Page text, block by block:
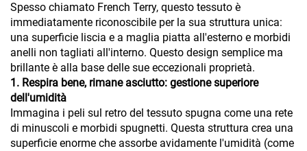
Spesso chiamato French Terry, questo tessuto è
immediatamente riconoscibile per la sua struttura unica:
una superficie liscia e a maglia piatta all'esterno e morbidi
anelli non tagliati all'interno. Questo design semplice ma
brillante è alla base delle sue eccezionali proprietà.
1. Respira bene, rimane asciutto: gestione superiore
dell'umidità
Immagina i peli sul retro del tessuto spugna come una rete
di minuscoli e morbidi spugnetti. Questa struttura crea una
superficie enorme che assorbe avidamente l'umidità (come